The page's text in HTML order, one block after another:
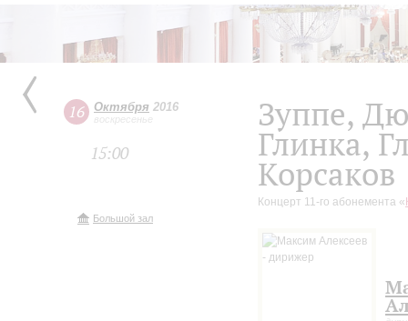
16 Октября 2016
воскресенье
15:00
Большой зал
Зуппе,
Глинка,
Корсаков
Концерт 11-го абонемента «